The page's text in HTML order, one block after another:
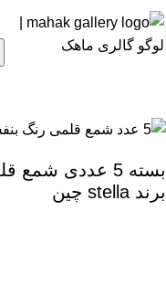
برند stella چین